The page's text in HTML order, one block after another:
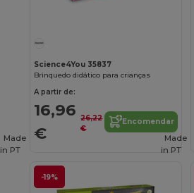
Science4You 35837
Brinquedo didático para crianças
A partir de:
16,96
€
26,22
€
Encomendar
-19%
Made
in PT
Made
in PT